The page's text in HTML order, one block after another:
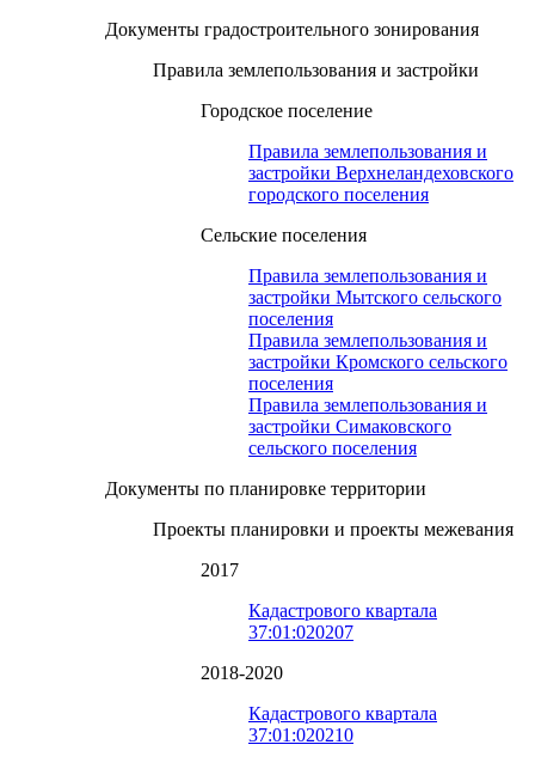
Документы градостроительного зонирования
Правила землепользования и застройки
Городское поселение
Правила землепользования и
застройки Верхнеландеховского
городского поселения
Сельские поселения
Правила землепользования и
застройки Мытского сельского
поселения
Правила землепользования и
застройки Кромского сельского
поселения
Правила землепользования и
застройки Симаковского
сельского поселения
Документы по планировке территории
Проекты планировки и проекты межевания
2017
Кадастрового квартала
37:01:020207
2018-2020
Кадастрового квартала
37:01:020210